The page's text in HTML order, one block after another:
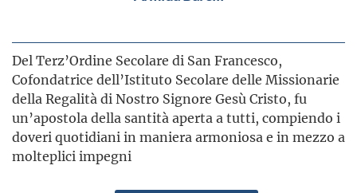
Del Terz’Ordine Secolare di San Francesco,
Cofondatrice dell’Istituto Secolare delle Missionarie
della Regalità di Nostro Signore Gesù Cristo, fu
un’apostola della santità aperta a tutti, compiendo i
doveri quotidiani in maniera armoniosa e in mezzo a
molteplici impegni